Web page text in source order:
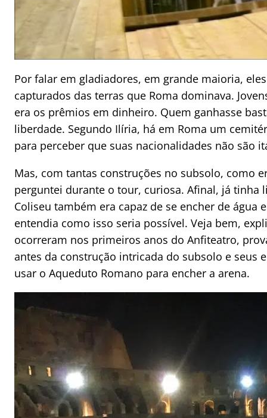
Por falar em gladiadores, em grande maioria,
capturados das terras que Roma dominava.
era os prêmios em dinheiro. Quem ganhasse
liberdade. Segundo Ilíria, há em Roma um
para perceber que suas nacionalidades não são
Mas, com tantas construções no subsolo, como
perguntei durante o tour, curiosa. Afinal, já tinha
Coliseu também era capaz de se encher de água
entendia como isso seria possível. Veja bem,
ocorreram nos primeiros anos do Anfiteatro,
antes da construção intricada do subsolo e seus
usar o Aqueduto Romano para encher a arena.